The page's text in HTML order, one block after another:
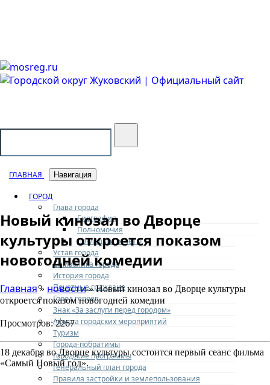
ГЛАВНАЯ Навигация
ГОРОД
Глава города
Биография
Полномочия
Доклады и отчеты
Устав города
Символика города
История города
Почетные граждане
Город героев
Знак «За заслуги перед городом»
Афиша городских мероприятий
Туризм
Города-побратимы
Городские программы
Генеральный план города
Правила застройки и землепользования
Новый кинозал во Дворце
культуры откроется показом
новогодней комедии
Главная» новости» Новый кинозал во Дворце культуры
откроется показом новогодней комедии
Просмотров: 2267
18 декабря во Дворце культуры состоится первый сеанс фильма
«Самый Новый год».